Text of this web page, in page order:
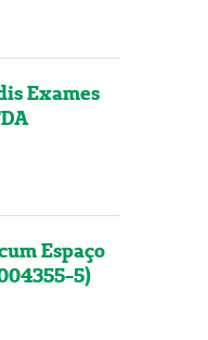
Exames
Espaço
5)